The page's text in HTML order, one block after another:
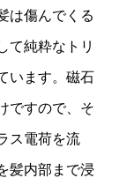
は傷んでくる
て純粋なトリ
います。磁石
ですので、そ
ス電荷を流
髪内部まで浸